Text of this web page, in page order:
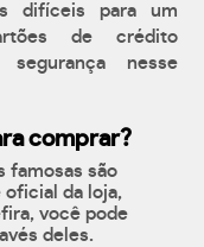
difíceis para um
de crédito
nesse
comprar?
famosas são
da loja,
você pode
deles.